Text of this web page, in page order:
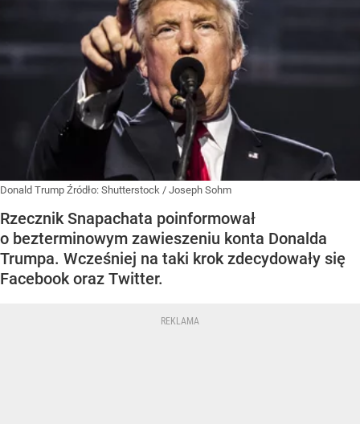
Donald Trump Źródło: Shutterstock / Joseph Sohm
Rzecznik Snapachata poinformował
o bezterminowym zawieszeniu konta Donalda
Trumpa. Wcześniej na taki krok zdecydowały się
Facebook oraz Twitter.